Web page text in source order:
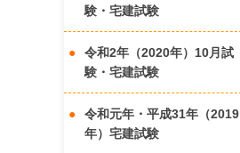
験・宅建試験
令和2年（2020年）10月試
験・宅建試験
令和元年・平成31年（2019
年）宅建試験